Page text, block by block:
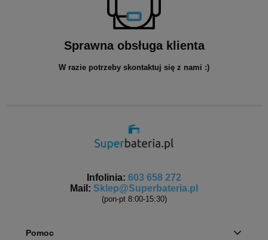
Sprawna obsługa klienta
W razie potrzeby skontaktuj się z nami :)
Infolinia: 603 658 272
Mail: Sklep@Superbateria.pl
(pon-pt 8:00-15:30)
Pomoc